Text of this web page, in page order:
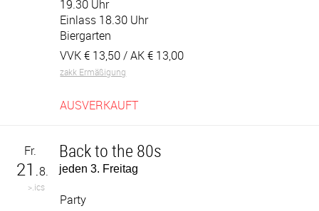
19.30 Uhr
Einlass 18.30 Uhr
Biergarten
VVK € 13,50/ AK € 13,00
zakk Ermäßigung
AUSVERKAUFT
Fr.
21.8.
>.ics
Back to the 80s
jeden 3. Freitag
Party